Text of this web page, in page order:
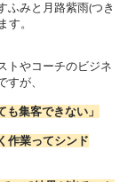
ふみと月路紫雨(つき
す。
トやコーチのビジネ
すが、
も集客できない」
作業ってシンド